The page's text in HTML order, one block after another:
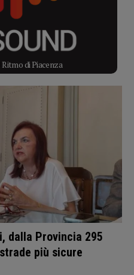
di Piacenza
dalla Provincia 295
più sicure